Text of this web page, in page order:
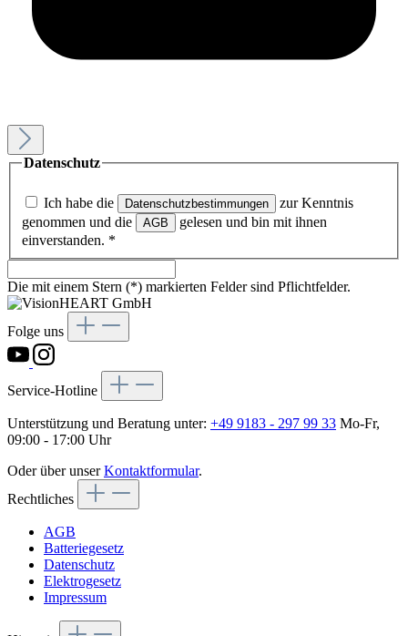
Datenschutz
Ich habe die Datenschutzbestimmungen
zur Kenntnis
genommen und die
AGB
gelesen und bin mit ihnen
einverstanden. *
Die mit einem Stern (*) markierten Felder sind Pflichtfelder.
Folge uns
Service-Hotline
Unterstützung und Beratung unter: +49 9183 - 297 99 33 Mo-Fr,
09:00 - 17:00 Uhr
Oder über unserKontaktformular.
Rechtliches
AGB
Batteriegesetz
Datenschutz
Elektrogesetz
Impressum